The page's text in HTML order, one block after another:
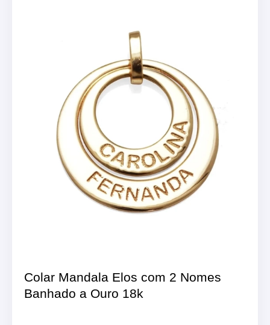
Colar Mandala Elos com 2 Nomes
Banhado a Ouro 18k